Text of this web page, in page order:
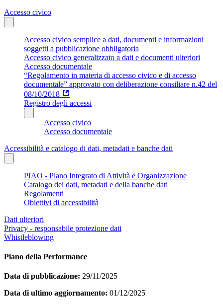
Accesso civico
Accesso civico semplice a dati, documenti e informazioni
soggetti a pubblicazione obbligatoria
Accesso civico generalizzato a dati e documenti ulteriori
Accesso documentale
“Regolamento in materia di accesso civico e di accesso
documentale” approvato con deliberazione consiliare n.42 del
08/10/2018
Registro degli accessi
Accesso civico
Accesso documentale
Accessibilità e catalogo di dati, metadati e banche dati
PIAO - Piano Integrato di Attività e Organizzazione
Catalogo dei dati, metadati e della banche dati
Regolamenti
Obiettivi di accessibilità
Dati ulteriori
Privacy - responsabile protezione dati
Whistleblowing
Piano della Performance
Data di pubblicazione: 29/11/2025
Data di ultimo aggiornamento: 01/12/2025